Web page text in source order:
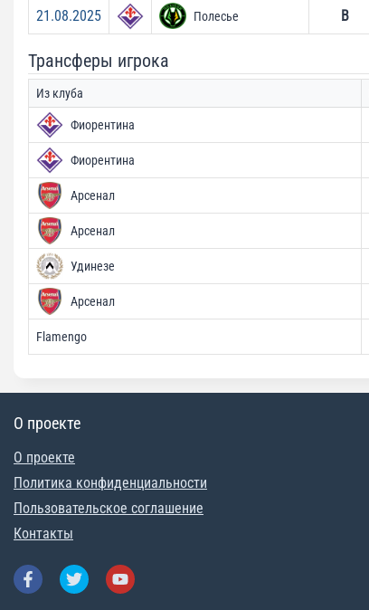
21.08.2025 Полесье В
Трансферы игрока
Из клуба
Фиорентина
Фиорентина
Арсенал
Арсенал
Удинезе
Арсенал
Flamengo
О проекте
О проекте
Политика конфиденциальности
Пользовательское соглашение
Контакты